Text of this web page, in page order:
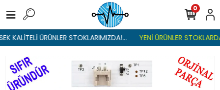
KALİTELİ ÜRÜNLER STOKLARIMIZDA!... YENİ ÜRÜNLER
0